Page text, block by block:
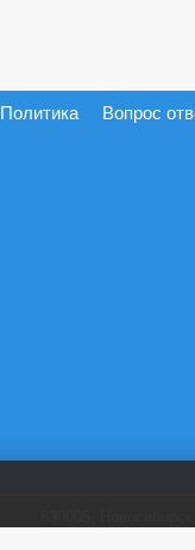
Вопрос
Политика
630005,